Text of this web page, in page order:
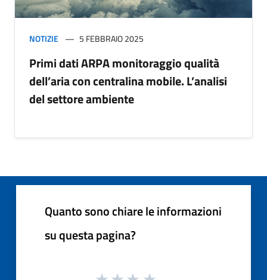
NOTIZIE 5 FEBBRAIO 2025
Primi dati ARPA monitoraggio qualità
dell’aria con centralina mobile. L’analisi
del settore ambiente
Quanto sono chiare le informazioni
su questa pagina?